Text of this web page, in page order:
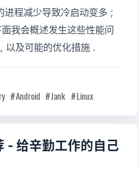
程减少导致冷启动变多 ;
我会概述发生这些性能问
及可能的优化措施 .
Android Jank Linux
- 给辛勤工作的自己